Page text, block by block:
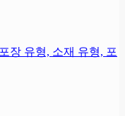
장 유형, 소재 유형, 포